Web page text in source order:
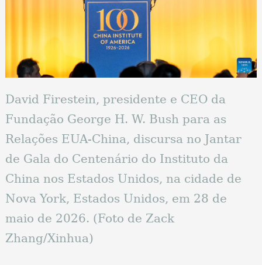
David Firestein, presidente e CEO da
Fundação George H. W. Bush para as
Relações EUA-China, discursa no Jantar
de Gala do Centenário do Instituto da
China nos Estados Unidos, na cidade de
Nova York, Estados Unidos, em 28 de
maio de 2026. (Foto de Zack
Zhang/Xinhua)